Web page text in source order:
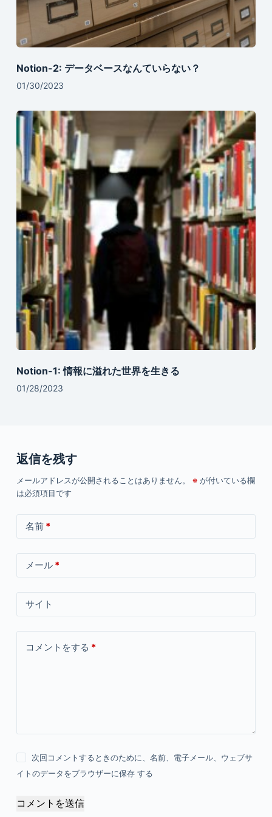
Notion-2: データベースなんていらない？
01/30/2023
Notion-1: 情報に溢れた世界を生きる
01/28/2023
返信を残す
メールアドレスが公開されることはありません。 ※が付いている欄
は必須項目です
名前*
メール*
サイト
コメントをする *
次回コメントするときのために、名前、電子メール、ウェブサ
イトのデータをブラウザーに保存 する
コメントを送信